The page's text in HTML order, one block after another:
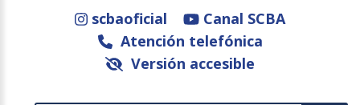
scbaoficial
Canal SCBA
Atención telefónica
Versión accesible